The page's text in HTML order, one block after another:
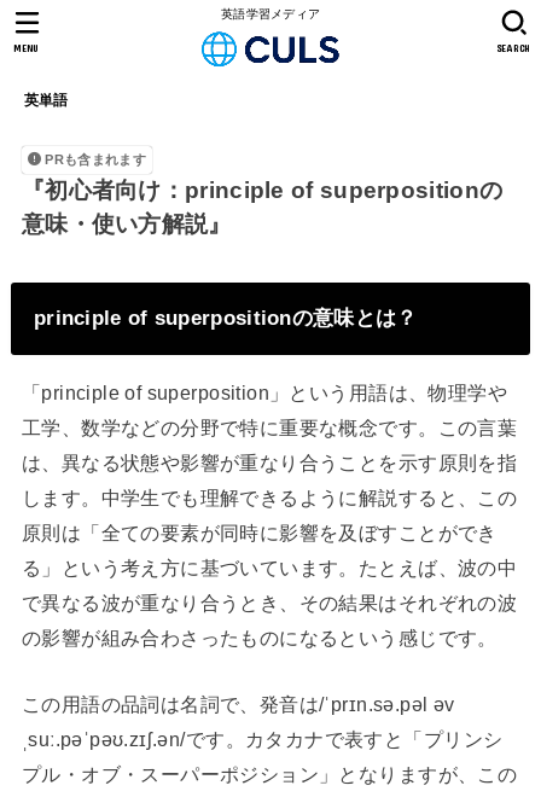
英語学習メディア
英単語
SEARCH
MENU
PRも含まれます
『初心者向け：principle of superpositionの
意味・使い方解説』
principle of superpositionの意味とは？
「principle of superposition」という用語は、物理学や
工学、数学などの分野で特に重要な概念です。この言葉
は、異なる状態や影響が重なり合うことを示す原則を指
します。中学生でも理解できるように解説すると、この
原則は「全ての要素が同時に影響を及ぼすことができ
る」という考え方に基づいています。たとえば、波の中
で異なる波が重なり合うとき、その結果はそれぞれの波
の影響が組み合わさったものになるという感じです。
この用語の品詞は名詞で、発音は/ˈprɪn.sə.pəl əv
ˌsuː.pəˈpəʊ.zɪʃ.ən/です。カタカナで表すと「プリンシ
プル・オブ・スーパーポジション」となりますが、この